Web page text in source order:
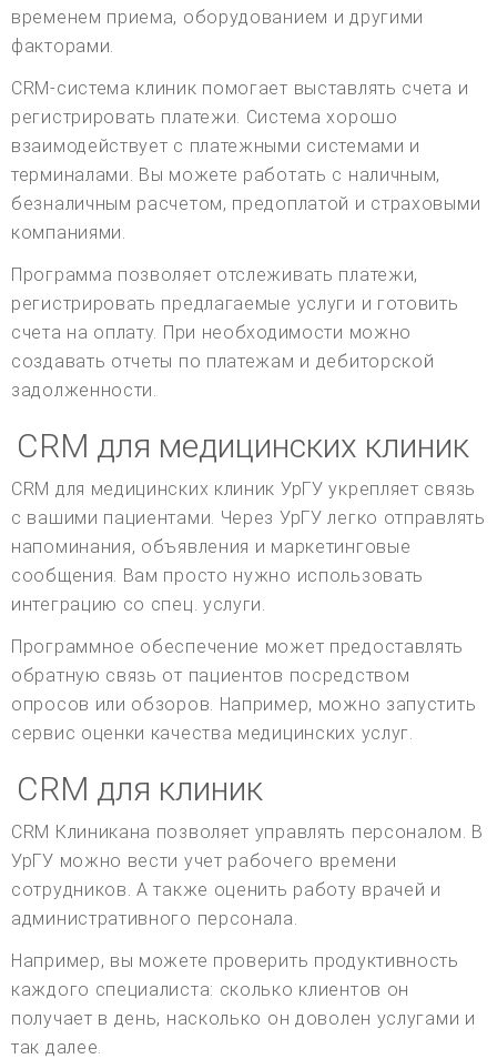
временем приема, оборудованием и другими
факторами.
CRM-система клиник помогает выставлять счета и
регистрировать платежи. Система хорошо
взаимодействует с платежными системами и
терминалами. Вы можете работать с наличным,
безналичным расчетом, предоплатой и страховыми
компаниями.
Программа позволяет отслеживать платежи,
регистрировать предлагаемые услуги и готовить
счета на оплату. При необходимости можно
создавать отчеты по платежам и дебиторской
задолженности.
CRM для медицинских клиник
CRM для медицинских клиник УрГУ укрепляет связь
с вашими пациентами. Через УрГУ легко отправлять
напоминания, объявления и маркетинговые
сообщения. Вам просто нужно использовать
интеграцию со спец. услуги.
Программное обеспечение может предоставлять
обратную связь от пациентов посредством
опросов или обзоров. Например, можно запустить
сервис оценки качества медицинских услуг.
CRM для клиник
CRM Клиникана позволяет управлять персоналом. В
УрГУ можно вести учет рабочего времени
сотрудников. А также оценить работу врачей и
административного персонала.
Например, вы можете проверить продуктивность
каждого специалиста: сколько клиентов он
получает в день, насколько он доволен услугами и
так далее.